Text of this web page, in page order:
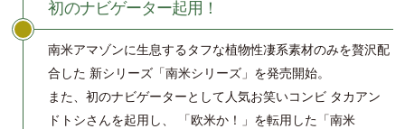
初のナビゲーター起用！
南米アマゾンに生息するタフな植物性凄系素材のみを贅沢配
合した 新シリーズ「南米シリーズ」を発売開始。
また、初のナビゲーターとして人気お笑いコンビ タカアン
ドトシさんを起用し、
「欧米か！」を転用した「南米